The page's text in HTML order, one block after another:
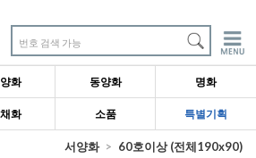
번호 검색 가능
화 동양화 명화
화 소품 특별기획
서양화 60호이상 (전체190x90)